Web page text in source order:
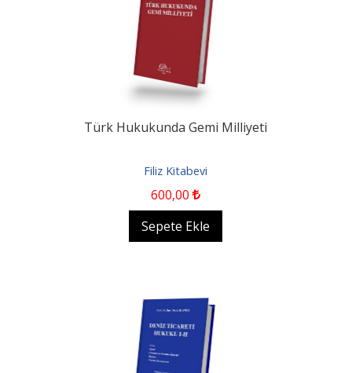
Türk Hukukunda Gemi Milliyeti
Filiz Kitabevi
600,00
Sepete Ekle